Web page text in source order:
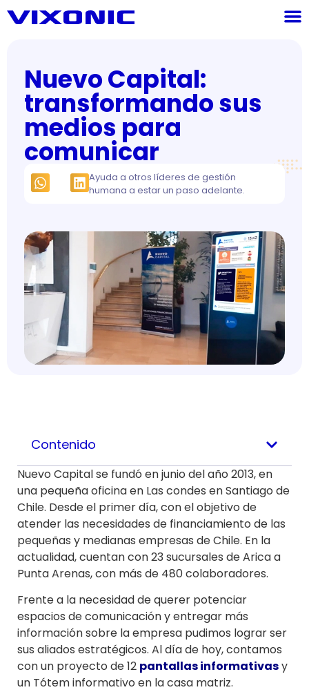
Nuevo Capital:
transformando sus
medios para
comunicar
Ayuda a otros líderes de gestión
humana a estar un paso adelante.
Contenido
Nuevo Capital se fundó en junio del año 2013, en
una pequeña oficina en Las condes en Santiago de
Chile. Desde el primer día, con el objetivo de
atender las necesidades de financiamiento de las
pequeñas y medianas empresas de Chile. En la
actualidad, cuentan con 23 sucursales de Arica a
Punta Arenas, con más de 480 colaboradores.
Frente a la necesidad de querer potenciar
espacios de comunicación y entregar más
información sobre la empresa pudimos lograr ser
sus aliados estratégicos. Al día de hoy, contamos
con un proyecto de 12 pantallas informativasy
un Tótem informativo en la casa matriz.